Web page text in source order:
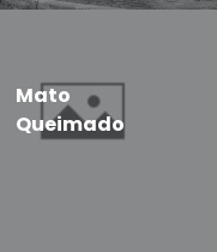
Mato
Queimado